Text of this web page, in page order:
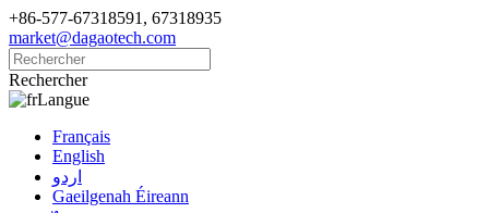
+86-577-67318591, 67318935
market@dagaotech.com
Rechercher
Langue
Français
English
اردو
Gaeilgenah Éireann